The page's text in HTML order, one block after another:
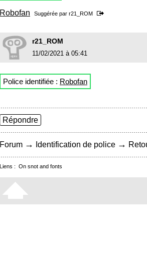
Robofan Suggérée par r21_ROM
r21_ROM
11/02/2021 à 05:41
Police identifiée : Robofan
Répondre
Forum → Identification de police →
Liens : On snot and fonts